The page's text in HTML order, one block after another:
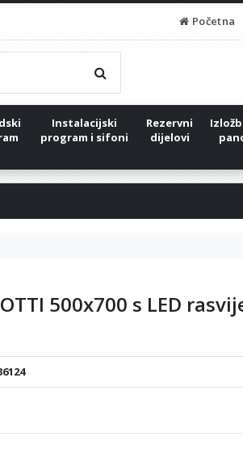
Početna
Instalacijski
program i sifoni
Rezervni
dijelovi
500x700 s LED